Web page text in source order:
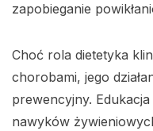
zapobieganie
Choć rola dietetyka
chorobami, jego
prewencyjny.
nawyków